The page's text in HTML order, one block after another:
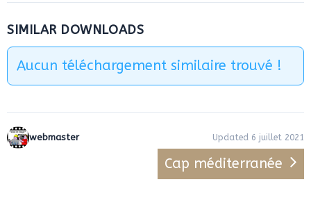
SIMILAR DOWNLOADS
Aucun téléchargement similaire trouvé !
webmaster Updated 6 juillet 2021
Cap méditerranée